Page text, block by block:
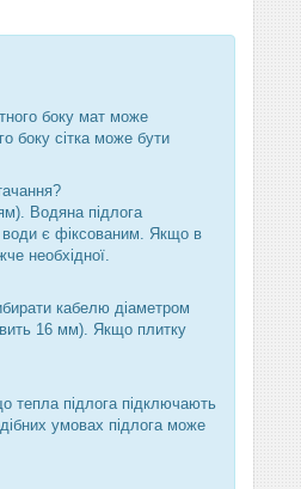
боку мат може
боку сітка може бути
Водяна підлога
води є фіксованим. Якщо в
необхідної.
кабелю діаметром
16 мм). Якщо плитку
тепла підлога підключають
умовах підлога може